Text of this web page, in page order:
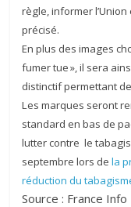
règle, informer
précisé.
En plus des images
fumer tue », il sera
distinctif permettant
Les marques seront
standard en bas de
lutter contre le
septembre lors dela
réduction du
Source : France Info